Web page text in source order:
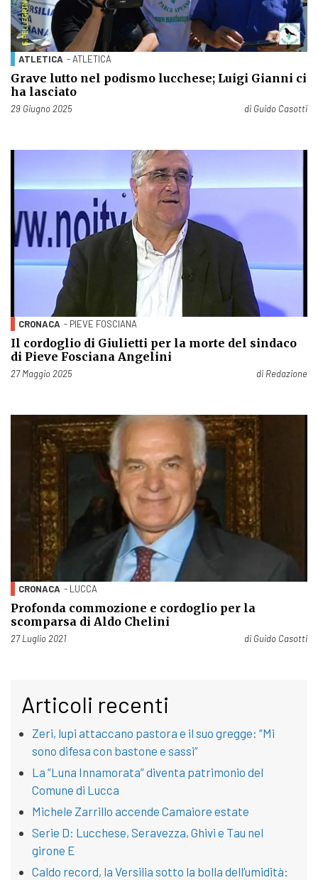
ATLETICA - ATLETICA
Grave lutto nel podismo lucchese; Luigi Gianni ci
ha lasciato
Pubblicato il
29 Giugno 2025 di Guido Casotti
CRONACA - PIEVE FOSCIANA
Il cordoglio di Giulietti per la morte del sindaco
di Pieve Fosciana Angelini
Pubblicato il
27 Maggio 2025 di Redazione
CRONACA - LUCCA
Profonda commozione e cordoglio per la
scomparsa di Aldo Chelini
Pubblicato il
27 Luglio 2021 di Guido Casotti
Articoli recenti
Zeri, lupi attaccano pastora e il suo gregge: “Mi
sono difesa con bastone e sassi”
La “Luna Innamorata” diventa patrimonio del
Comune di Lucca
Michele Zarrillo accende Camaiore estate
Serie D: Lucchese, Seravezza, Ghivi e Tau nel
girone E
Caldo record, la Versilia sotto la bolla dell’umidità: